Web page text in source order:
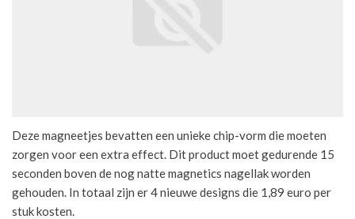
Deze magneetjes bevatten een unieke chip-vorm die moeten
zorgen voor een extra effect. Dit product moet gedurende 15
seconden boven de nog natte magnetics nagellak worden
gehouden. In totaal zijn er 4 nieuwe designs die 1,89 euro per
stuk kosten.